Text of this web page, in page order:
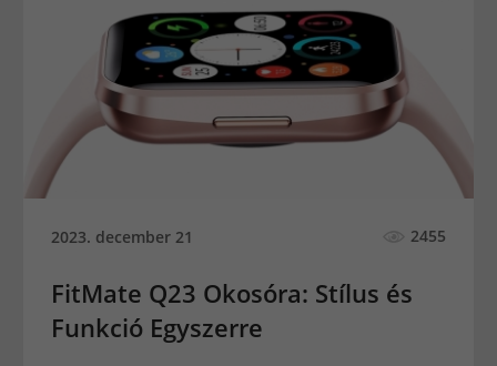
2023. december 21 2455
FitMate Q23 Okosóra: Stílus és
Funkció Egyszerre